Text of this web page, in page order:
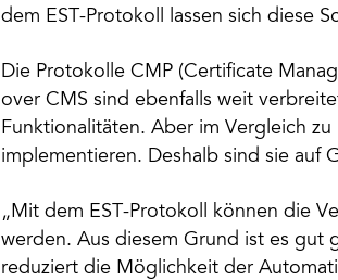
dem EST-Protokoll lassen sich diese
Die Protokolle CMP (Certificate
over CMS sind ebenfalls weit
Funktionalitäten. Aber im Vergleich zu
implementieren. Deshalb sind sie auf
„Mit dem EST-Protokoll können die
werden. Aus diesem Grund ist es gut
reduziert die Möglichkeit der